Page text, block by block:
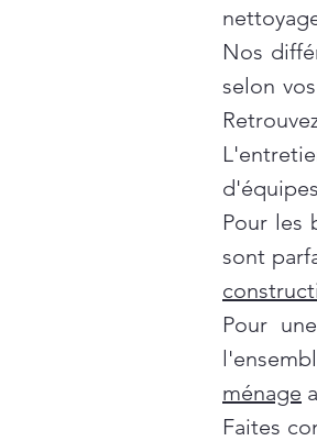
Nos
selon
Pour les
sont
Pour
ménage
Faites